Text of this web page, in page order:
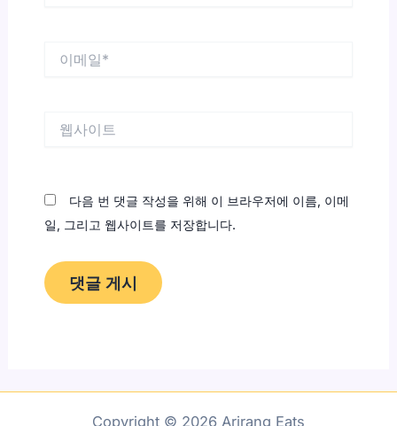
다음 번 댓글 작성을 위해 이 브라우저에 이름, 이메
일, 그리고 웹사이트를 저장합니다.
Copyright © 2026 Arirang Eats